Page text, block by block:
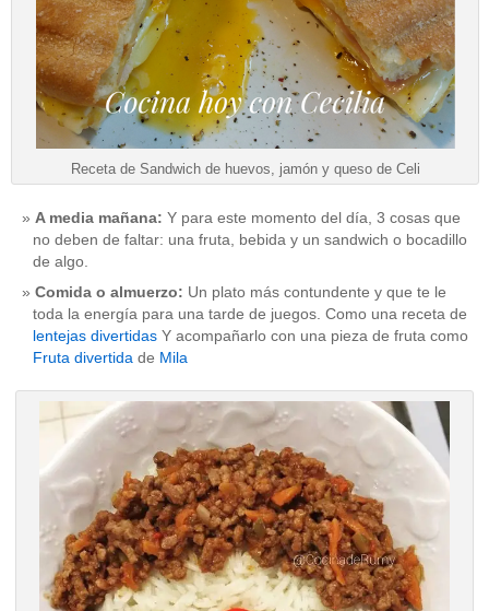
Receta de Sandwich de huevos, jamón y queso de Celi
A media mañana: Y para este momento del día, 3 cosas que
no deben de faltar: una fruta, bebida y un sandwich o bocadillo
de algo.
Comida o almuerzo: Un plato más contundente y que te le
toda la energía para una tarde de juegos. Como una receta de
lentejas divertidas Y acompañarlo con una pieza de fruta como
Fruta divertida de Mila